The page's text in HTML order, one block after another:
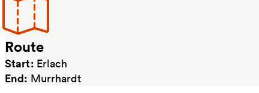
Route
Start: Erlach
End: Murrhardt